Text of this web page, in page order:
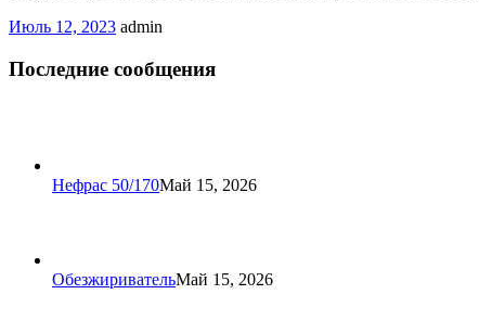
Июль 12, 2023 admin
Последние сообщения
Нефрас 50/170Май 15, 2026
ОбезжиривательМай 15, 2026